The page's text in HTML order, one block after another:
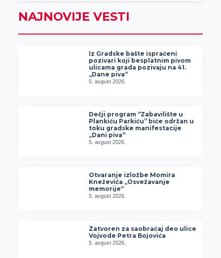
NAJNOVIJE VESTI
Iz Gradske bašte ispraćeni
pozivari koji besplatnim pivom
ulicama grada pozivaju na 41.
„Dane piva“
5. avgust 2026.
Dečji program “Zabavilište u
Plankiću Parkiću” biće održan u
toku gradske manifestacije
„Dani piva“
5. avgust 2026.
Otvaranje izložbe Momira
Kneževića „Osvežavanje
memorije“
5. avgust 2026.
Zatvoren za saobraćaj deo ulice
Vojvode Petra Bojovića
5. avgust 2026.